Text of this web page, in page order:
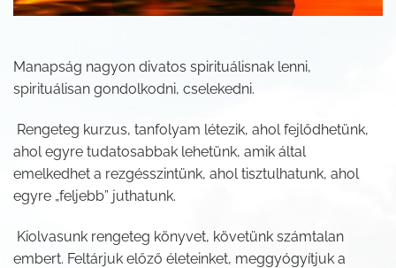
Manapság nagyon divatos spirituálisnak lenni,
spirituálisan gondolkodni, cselekedni.
Rengeteg kurzus, tanfolyam létezik, ahol fejlődhetünk,
ahol egyre tudatosabbak lehetünk, amik által
emelkedhet a rezgésszintünk, ahol tisztulhatunk, ahol
egyre „feljebb” juthatunk.
Kiolvasunk rengeteg könyvet, követünk számtalan
embert. Feltárjuk előző életeinket, meggyógyítjuk a